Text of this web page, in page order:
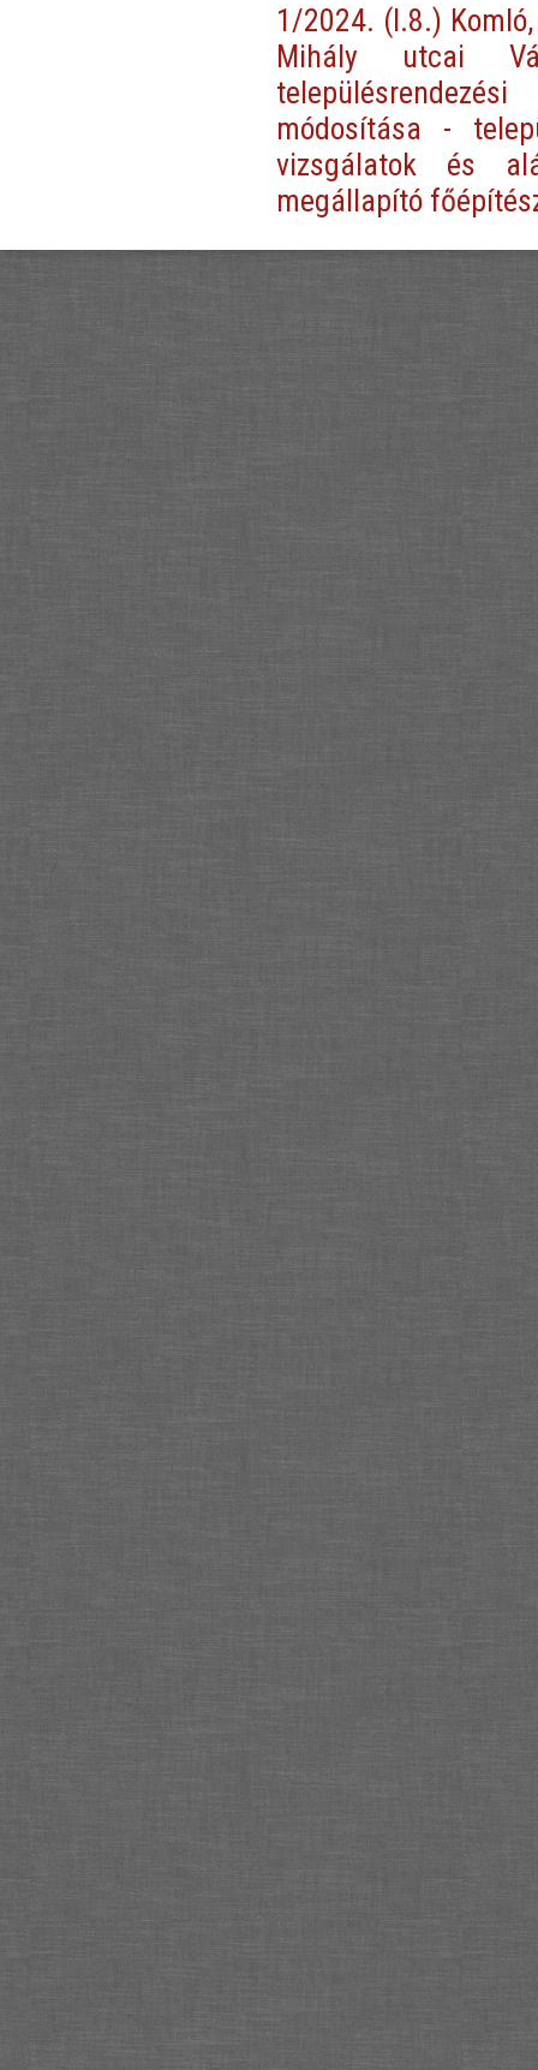
1/2024. (I.8.)
Mihály utcai
módosítása -
vizsgálatok és
megállapító